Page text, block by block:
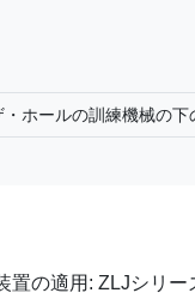
・ホールの訓練機械の下
の適用: ZLJシリー